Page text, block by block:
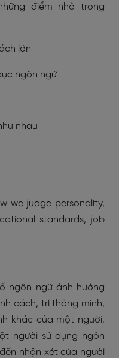
điểm nhỏ trong
lớn
ngôn ngữ
nhau
we judge personality,
standards, job
ngôn ngữ ảnh hưởng
cách, trí thông minh,
khác của một người.
người sử dụng ngôn
nhận xét của người